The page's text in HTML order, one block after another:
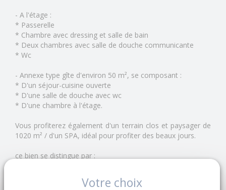
- A l'étage :
* Passerelle
* Chambre avec dressing et salle de bain
* Deux chambres avec salle de douche communicante
* Wc
- Annexe type gîte d'environ 50 m², se composant :
* D'un séjour-cuisine ouverte
* D'une salle de douche avec wc
* D'une chambre à l'étage.
Vous profiterez également d'un terrain clos et paysager de
1020 m² / d'un SPA, idéal pour profiter des beaux jours.
ce bien se distingue par :
Votre choix